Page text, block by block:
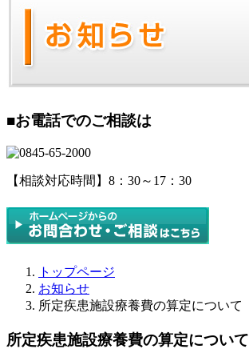
■お電話でのご相談は
【相談対応時間】8：30～17：30
トップページ
お知らせ
所定疾患施設療養費の算定について
所定疾患施設療養費の算定について